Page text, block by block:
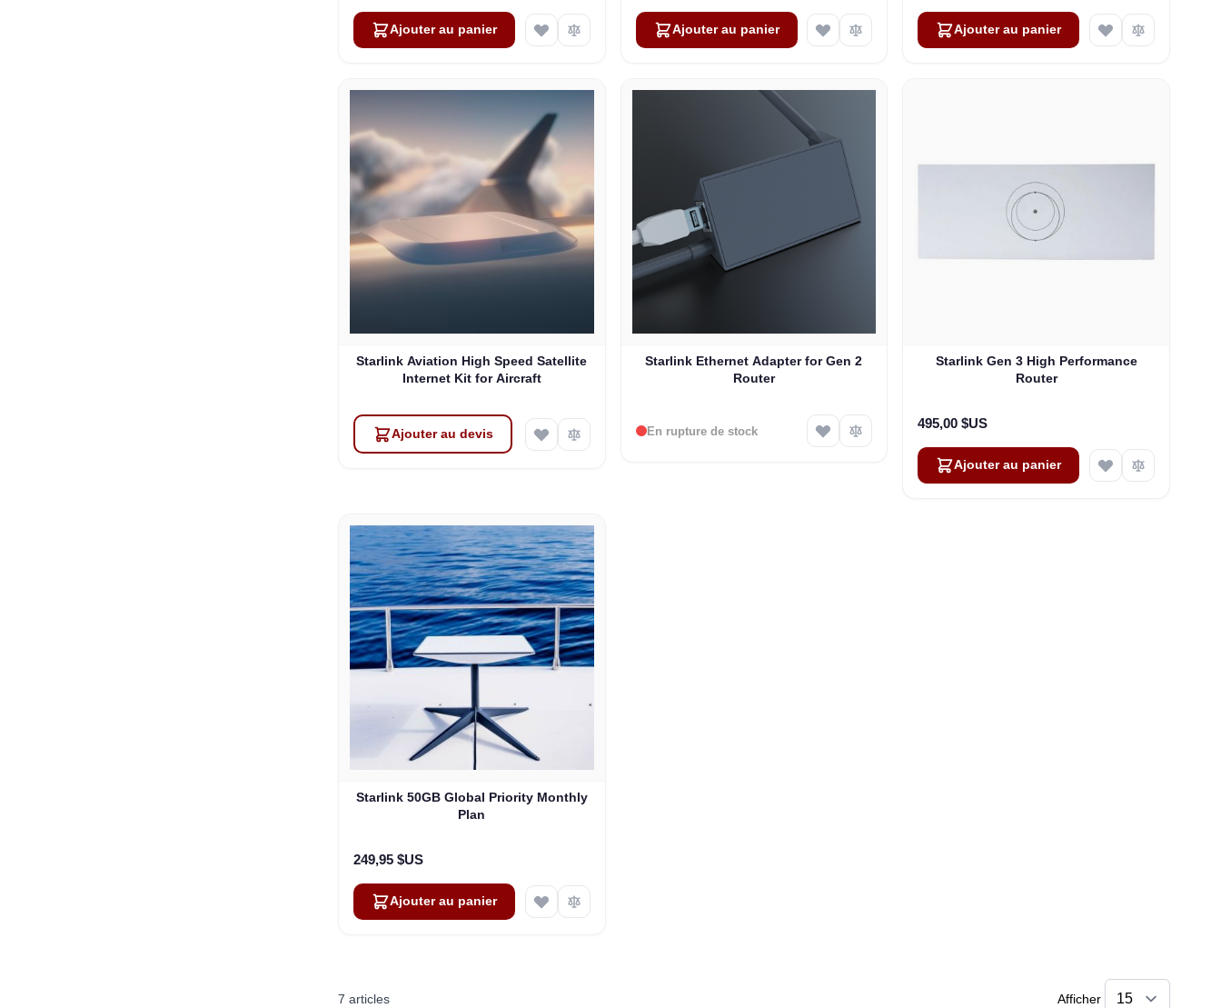
Ajouter au panier Ajouter au panier Ajouter au panier
Starlink Aviation High Speed Satellite
Internet Kit for Aircraft
Ajouter au devis
Starlink Ethernet Adapter for Gen 2
Router
En rupture de stock
Starlink Gen 3 High Performance
Router
495,00 $US
Ajouter au panier
Starlink 50GB Global Priority Monthly
Plan
249,95 $US
Ajouter au panier
7 articles Afficher